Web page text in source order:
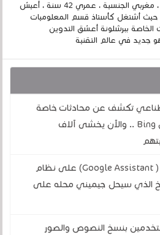
إسمي الكامل الحسين مزواد ، مغربي الجنسية ، عمري 42 سنة ، أعيش
حيث أشتغل كأستاذ قسم المعلوميات
الخاصة ببرشلونة أعشق التدوين
جديد في عالم التقنية
تكشف عن محادثات خاصة
على محركات البحث جوجل Bing .. والآن يخشى آلاف
وداعاً لمساعد جوجل ( Google Assistant) على نظام
الذي سيحل جيميني محله على
بنسخ النصوص والصور